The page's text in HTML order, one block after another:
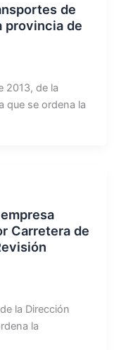
de
provincia de
2013, de la
que se ordena la
Carretera de
la Dirección
la